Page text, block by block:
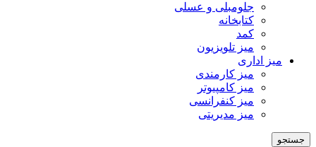
جلومبلی و عسلی
کتابخانه
کمد
میز تلویزیون
میز اداری
میز کارمندی
میز کامپیوتر
میز کنفرانسی
میز مدیریتی
جستجو